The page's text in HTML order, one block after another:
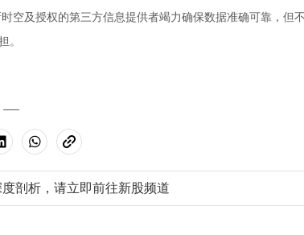
空及授权的第三方信息提供者竭力确保数据准确可靠，但
。
剖析，请立即前往新股频道